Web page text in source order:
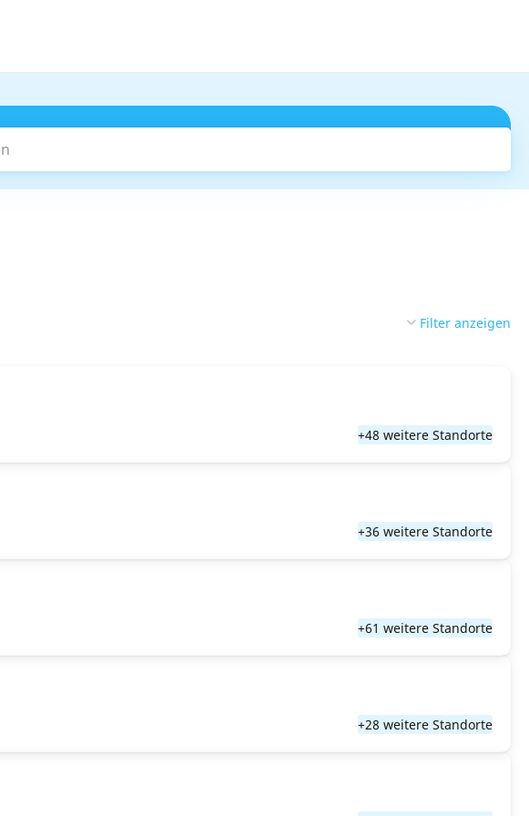
Filter anzeigen
+48 weitere Standorte
+36 weitere Standorte
+61 weitere Standorte
+28 weitere Standorte